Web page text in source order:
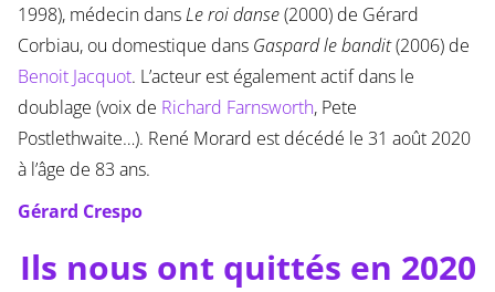
1998), médecin dansLe roi danse(2000) de Gérard
Corbiau, ou domestique dans Gaspard le bandit(2006) de
Benoit Jacquot. L’acteur est également actif dans le
doublage (voix de Richard Farnsworth, Pete
Postlethwaite…). René Morard est décédé le 31 août 2020
à l’âge de 83 ans.
Gérard Crespo
Ils nous ont quittés en 2020